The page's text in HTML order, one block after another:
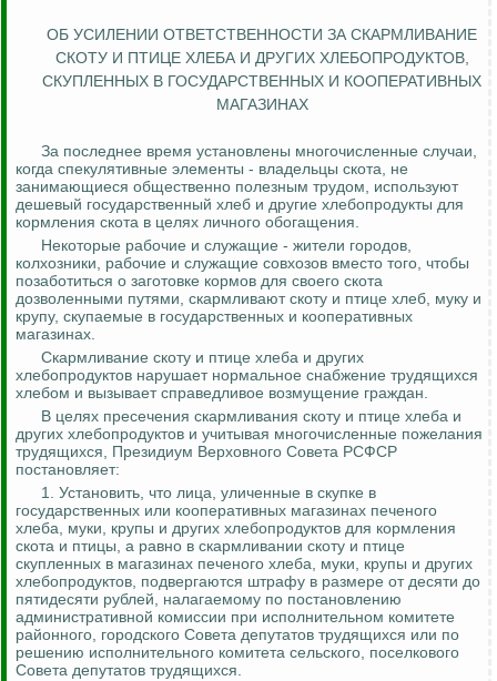
ОБ УСИЛЕНИИ ОТВЕТСТВЕННОСТИ ЗА СКАРМЛИВАНИЕ
СКОТУ И ПТИЦЕ ХЛЕБА И ДРУГИХ ХЛЕБОПРОДУКТОВ,
СКУПЛЕННЫХ В ГОСУДАРСТВЕННЫХ И КООПЕРАТИВНЫХ
МАГАЗИНАХ
За последнее время установлены многочисленные случаи,
когда спекулятивные элементы - владельцы скота, не
занимающиеся общественно полезным трудом, используют
дешевый государственный хлеб и другие хлебопродукты для
кормления скота в целях личного обогащения.
Некоторые рабочие и служащие - жители городов,
колхозники, рабочие и служащие совхозов вместо того, чтобы
позаботиться о заготовке кормов для своего скота
дозволенными путями, скармливают скоту и птице хлеб, муку и
крупу, скупаемые в государственных и кооперативных
магазинах.
Скармливание скоту и птице хлеба и других
хлебопродуктов нарушает нормальное снабжение трудящихся
хлебом и вызывает справедливое возмущение граждан.
В целях пресечения скармливания скоту и птице хлеба и
других хлебопродуктов и учитывая многочисленные пожелания
трудящихся, Президиум Верховного Совета РСФСР
постановляет:
1. Установить, что лица, уличенные в скупке в
государственных или кооперативных магазинах печеного
хлеба, муки, крупы и других хлебопродуктов для кормления
скота и птицы, а равно в скармливании скоту и птице
скупленных в магазинах печеного хлеба, муки, крупы и других
хлебопродуктов, подвергаются штрафу в размере от десяти до
пятидесяти рублей, налагаемому по постановлению
административной комиссии при исполнительном комитете
районного, городского Совета депутатов трудящихся или по
решению исполнительного комитета сельского, поселкового
Совета депутатов трудящихся.